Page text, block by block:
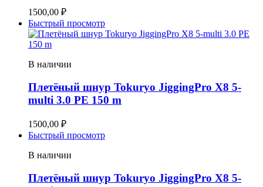
1500,00 ₽
Быстрый просмотр
В наличии
Плетёный шнур Tokuryo JiggingPro X8 5-
multi 3.0 PE 150 m
1500,00 ₽
Быстрый просмотр
В наличии
Плетёный шнур Tokuryo JiggingPro X8 5-